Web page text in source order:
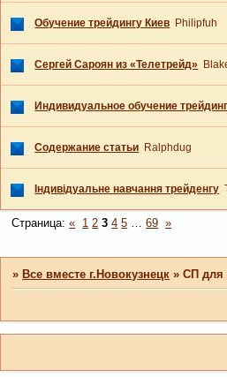
Обучение трейдингу Киев Philipfuh
Сергей Сароян из «Телетрейд»
Индивидуальное обучение
Содержание статьи Ralphdug
Індивідуальне навчання трейденгу
Страница:« 1 2 3 4 5 … 69 »
»Все вместе г.Новокузнецк »СП для